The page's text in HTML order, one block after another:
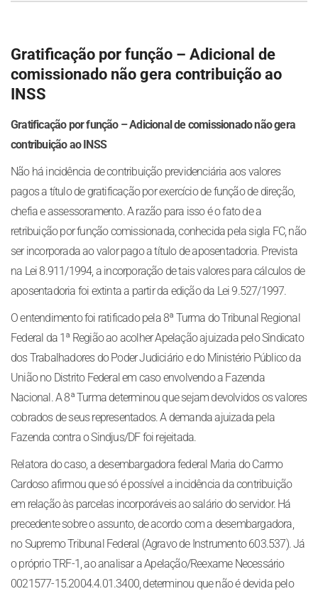
Gratificação por função – Adicional de
comissionado não gera contribuição ao
INSS
Gratificação por função – Adicional de comissionado não gera
contribuição ao INSS
Não há incidência de contribuição previdenciária aos valores
pagos a título de gratificação por exercício de função de direção,
chefia e assessoramento. A razão para isso é o fato de a
retribuição por função comissionada, conhecida pela sigla FC, não
ser incorporada ao valor pago a título de aposentadoria. Prevista
na Lei 8.911/1994, a incorporação de tais valores para cálculos de
aposentadoria foi extinta a partir da edição da Lei 9.527/1997.
O entendimento foi ratificado pela 8ª Turma do Tribunal Regional
Federal da 1ª Região ao acolher Apelação ajuizada pelo Sindicato
dos Trabalhadores do Poder Judiciário e do Ministério Público da
União no Distrito Federal em caso envolvendo a Fazenda
Nacional. A 8ª Turma determinou que sejam devolvidos os valores
cobrados de seus representados. A demanda ajuizada pela
Fazenda contra o Sindjus/DF foi rejeitada.
Relatora do caso, a desembargadora federal Maria do Carmo
Cardoso afirmou que só é possível a incidência da contribuição
em relação às parcelas incorporáveis ao salário do servidor. Há
precedente sobre o assunto, de acordo com a desembargadora,
no Supremo Tribunal Federal (Agravo de Instrumento 603.537). Já
o próprio TRF-1, ao analisar a Apelação/Reexame Necessário
0021577-15.2004.4.01.3400, determinou que não é devida pelo